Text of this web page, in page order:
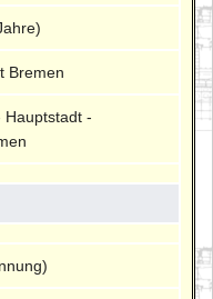
Bremen
Hauptstadt -